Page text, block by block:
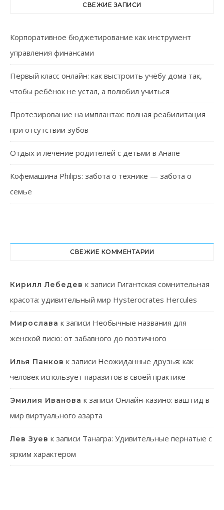
СВЕЖИЕ ЗАПИСИ
Корпоративное бюджетирование как инструмент
управления финансами
Первый класс онлайн: как выстроить учёбу дома так,
чтобы ребёнок не устал, а полюбил учиться
Протезирование на имплантах: полная реабилитация
при отсутствии зубов
Отдых и лечение родителей с детьми в Анапе
Кофемашина Philips: забота о технике — забота о
семье
СВЕЖИЕ КОММЕНТАРИИ
Кирилл Лебедев к записи Гигантская сомнительная
красота: удивительный мир Hysterocrates Hercules
Мирослава к записи Необычные названия для
женской писю: от забавного до поэтичного
Илья Панков к записи Неожиданные друзья: как
человек использует паразитов в своей практике
Эмилия Иванова к записи Онлайн-казино: ваш гид в
мир виртуального азарта
Лев Зуев к записи Танагра: Удивительные пернатые с
ярким характером